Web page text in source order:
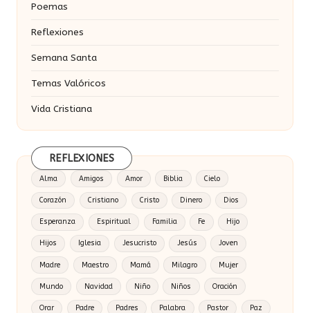
Poemas
Reflexiones
Semana Santa
Temas Valóricos
Vida Cristiana
REFLEXIONES
Alma Amigos Amor Biblia Cielo
Corazón Cristiano Cristo Dinero Dios
Esperanza Espiritual Familia Fe Hijo
Hijos Iglesia Jesucristo Jesús Joven
Madre Maestro Mamá Milagro Mujer
Mundo Navidad Niño Niños Oración
Orar Padre Padres Palabra Pastor Paz